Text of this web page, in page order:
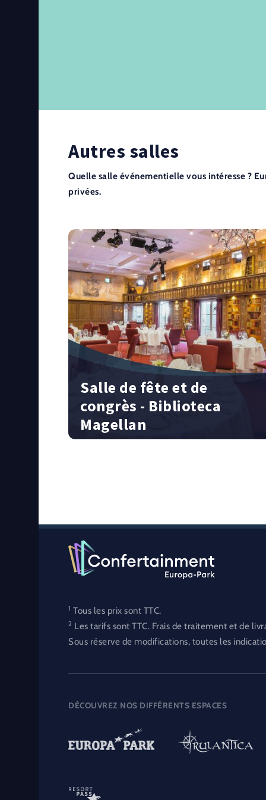
Autres salles
Quelle salle événementielle vous intéresse ?
privées.
Salle de fête et de
congrès - Biblioteca
Magellan
1 Tous les prix sont TTC.
2 Les tarifs sont TTC. Frais de traitement et de
Sous réserve de modifications, toutes les
DÉCOUVREZ NOS DIFFÉRENTS ESPACES